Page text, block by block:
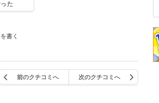
た
書く
前のクチコミへ 次のクチコミへ